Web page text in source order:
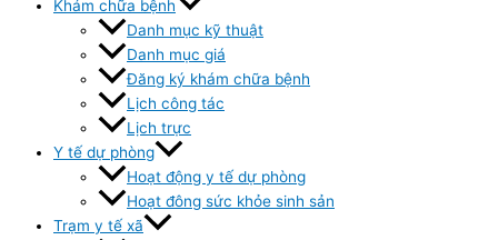
Khám chữa bệnh
Danh mục kỹ thuật
Danh mục giá
Đăng ký khám chữa bệnh
Lịch công tác
Lịch trực
Y tế dự phòng
Hoạt động y tế dự phòng
Hoạt đông sức khỏe sinh sản
Trạm y tế xã